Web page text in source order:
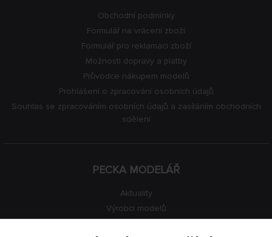
Obchodní podmínky
Formulář na vrácení zboží
Formulář pro reklamaci zboží
Možnosti dopravy a platby
Průvodce nákupem modelů
Prohlášení o zpracování osobních údajů
Souhlas se zpracováním osobních údajů a zasíláním obchodních
sdělení
PECKA MODELÁŘ
Aktuality
Výrobci modelů